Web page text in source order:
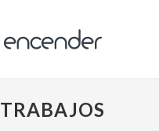
TRABAJOS